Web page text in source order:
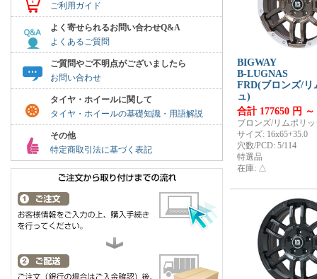
ご利用ガイド
よく寄せられるお問い合わせQ&A
よくあるご質問
ご質問やご不明点がございましたら
お問い合わせ
タイヤ・ホイールに関して
タイヤ・ホイールの基礎知識・用語解説
その他
特定商取引法に基づく表記
BIGWAY
B-LUGNAS
FRD(ブロンズ/リ
ュ)
合計 177650 円 ～
ブロンズ/リムポリ
サイズ: 16x65+35.0
穴数/PCD: 5/114
特選品
在庫: △